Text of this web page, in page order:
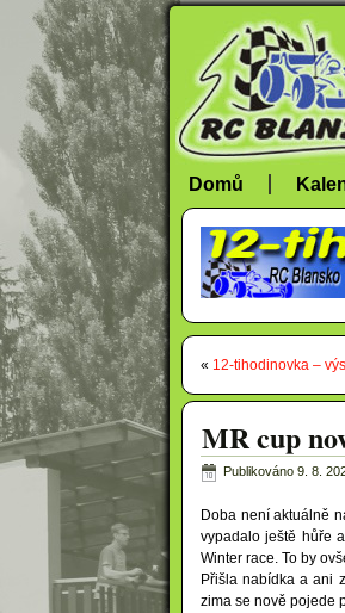
Domů
« 12-tihodinovka –
MR cup
Publikováno 9. 8.
Doba není aktuálně
vypadalo ještě hůře
Winter race. To by
Přišla nabídka a ani
zima se nově pojede